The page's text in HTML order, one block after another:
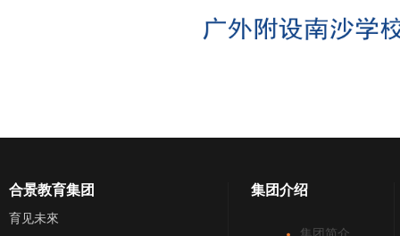
合景教育集团
育见未來
集团介绍